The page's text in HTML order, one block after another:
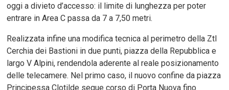
oggi a divieto d’accesso: il limite di lunghezza per poter
entrare in Area C passa da 7 a 7,50 metri.
Realizzata infine una modifica tecnica al perimetro della Ztl
Cerchia dei Bastioni in due punti, piazza della Repubblica e
largo V Alpini, rendendola aderente al reale posizionamento
delle telecamere. Nel primo caso, il nuovo confine da piazza
Principessa Clotilde segue corso di Porta Nuova fino